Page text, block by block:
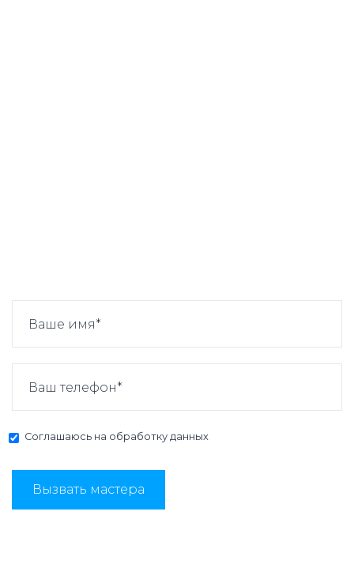
Соглашаюсь на обработку данных
Вызвать мастера